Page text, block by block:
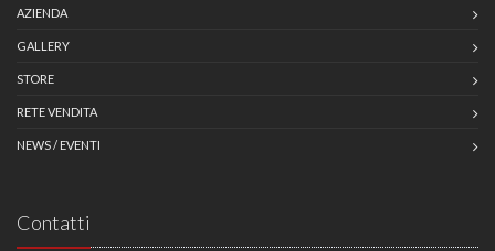
AZIENDA
GALLERY
STORE
RETE VENDITA
NEWS / EVENTI
Contatti